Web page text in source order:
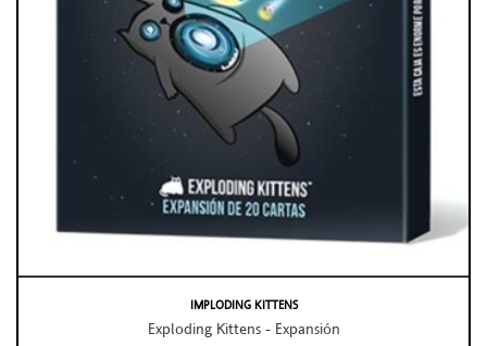
IMPLODING KITTENS
Exploding Kittens - Expansión